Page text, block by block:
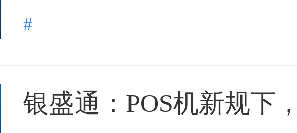
#
银盛通：POS机新规下